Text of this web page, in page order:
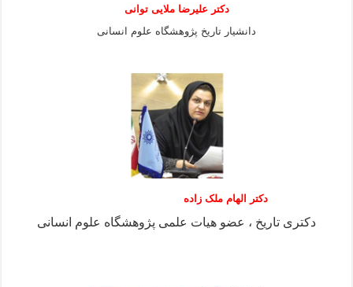
دكتر عليرضا ملايى توانی
دانشيار تاريخ پژوهشگاه علوم انسانی
دکتر الهام ملک زاده
دکتری تاریخ ، عضو هیات علمی پژوهشگاه علوم انسانی